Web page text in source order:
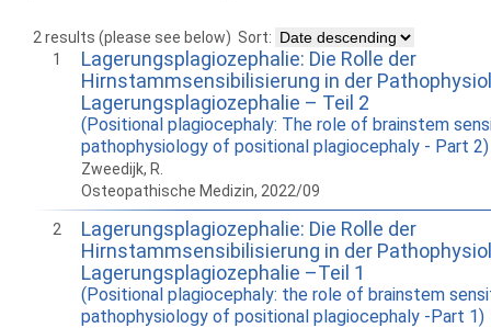
2 results (please see below) Sort:
1
Lagerungsplagiozephalie: Die Rolle der
Hirnstammsensibilisierung in der
Lagerungsplagiozephalie – Teil 2
(Positional plagiocephaly: The role of brainstem
pathophysiology of positional plagiocephaly - Part 2)
Zweedijk, R.
Osteopathische Medizin, 2022/09
2
Lagerungsplagiozephalie: Die Rolle der
Hirnstammsensibilisierung in der
Lagerungsplagiozephalie –Teil 1
(Positional plagiocephaly: the role of brainstem
pathophysiology of positional plagiocephaly -Part 1)